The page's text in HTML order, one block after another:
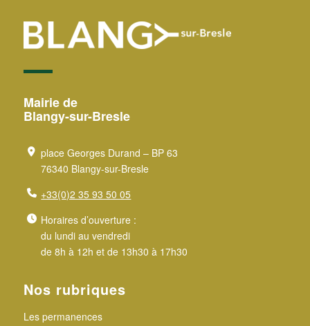
Mairie de
Blangy-sur-Bresle
place Georges Durand – BP 63
76340 Blangy-sur-Bresle
+33(0)2 35 93 50 05
Horaires d’ouverture :
du lundi au vendredi
de 8h à 12h et de 13h30 à 17h30
Nos rubriques
Les permanences